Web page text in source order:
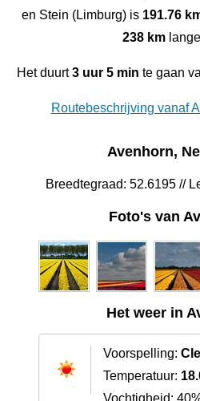
en Stein (Limburg) is 191.76
238 km
Het duurt3 uur 5 min te gaan
Routebeschrijving vanaf
Avenhorn,
Breedtegraad: 52.6195 //
Foto's van
Het weer in
Voorspelling:
Temperatuur: